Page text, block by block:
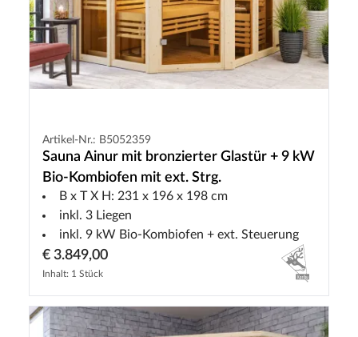
Artikel-Nr.: B5052359
Sauna Ainur mit bronzierter Glastür + 9 kW
Bio-Kombiofen mit ext. Strg.
B x T X H: 231 x 196 x 198 cm
inkl. 3 Liegen
inkl. 9 kW Bio-Kombiofen + ext. Steuerung
€ 3.849,00
Inhalt: 1 Stück